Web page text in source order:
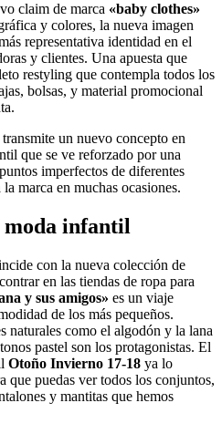
claim de marca «baby clothes»
y colores, la nueva imagen
representativa identidad en el
y clientes. Una apuesta que
restyling que contempla todos los
bolsas, y material promocional
un nuevo concepto en
que se ve reforzado por una
imperfectos de diferentes
marca en muchas ocasiones.
moda infantil
con la nueva colección de
en las tiendas de ropa para
y sus amigos» es un viaje
de los más pequeños.
naturales como el algodón y la lana
pastel son los protagonistas. El
Otoño Invierno 17-18 ya lo
que puedas ver todos los conjuntos,
y mantitas que hemos